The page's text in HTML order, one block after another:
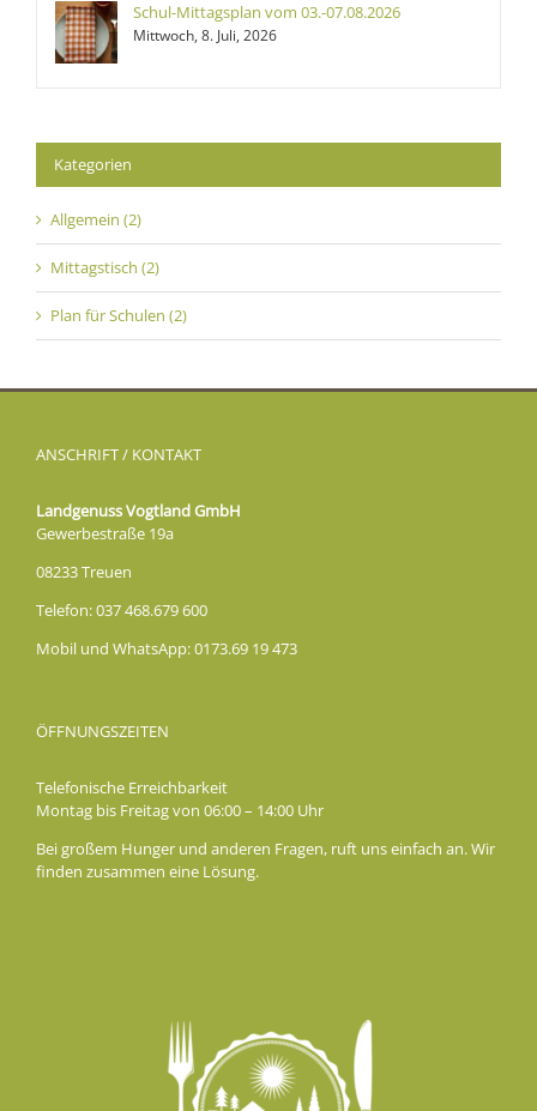
Schul-Mittagsplan vom 03.-07.08.2026
Mittwoch, 8. Juli, 2026
Kategorien
Allgemein (2)
Mittagstisch (2)
Plan für Schulen (2)
ANSCHRIFT / KONTAKT
Landgenuss Vogtland GmbH
Gewerbestraße 19a
08233 Treuen
Telefon: 037 468.679 600
Mobil und WhatsApp: 0173.69 19 473
ÖFFNUNGSZEITEN
Telefonische Erreichbarkeit
Montag bis Freitag von 06:00 – 14:00 Uhr
Bei großem Hunger und anderen Fragen, ruft uns einfach an. Wir
finden zusammen eine Lösung.